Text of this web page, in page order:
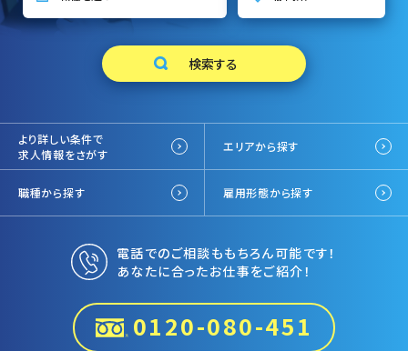
より詳しい条件で
求人情報をさがす
エリアから探す
職種から探す 雇用形態から探す
電話でのご相談ももちろん可能です！
あなたに合ったお仕事をご紹介！
0120-080-451